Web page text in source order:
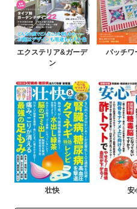
エクステリア&ガーデ
ン
パッチワ
壮快 安